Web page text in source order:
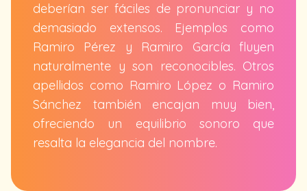
deberían ser fáciles de pronunciar y no
demasiado extensos. Ejemplos como
Ramiro Pérez y Ramiro García fluyen
naturalmente y son reconocibles. Otros
apellidos como Ramiro López o Ramiro
Sánchez también encajan muy bien,
ofreciendo un equilibrio sonoro que
resalta la elegancia del nombre.